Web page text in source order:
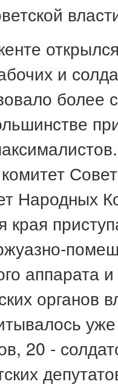
и
более
Народных
края
аппарата
органов
20 -